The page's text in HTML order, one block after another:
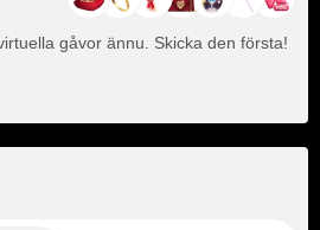
gåvor ännu. Skicka den första!